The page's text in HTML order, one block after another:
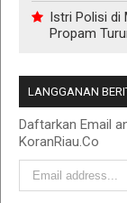
Istri Polisi di
Propam
LANGGANAN
Daftarkan Email
KoranRiau.Co